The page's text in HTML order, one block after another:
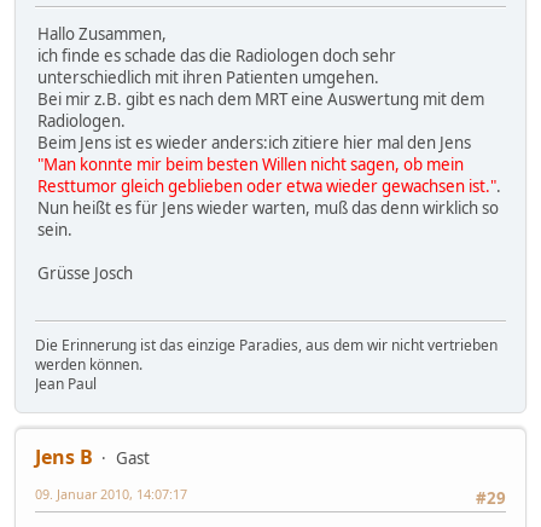
Hallo Zusammen,
ich finde es schade das die Radiologen doch sehr
unterschiedlich mit ihren Patienten umgehen.
Bei mir z.B. gibt es nach dem MRT eine Auswertung mit dem
Radiologen.
Beim Jens ist es wieder anders:ich zitiere hier mal den Jens
"Man konnte mir beim besten Willen nicht sagen, ob mein
Resttumor gleich geblieben oder etwa wieder gewachsen ist.".
Nun heißt es für Jens wieder warten, muß das denn wirklich so
sein.
Grüsse Josch
Die Erinnerung ist das einzige Paradies, aus dem wir nicht vertrieben
werden können.
Jean Paul
Jens B
Gast
#29
09. Januar 2010, 14:07:17